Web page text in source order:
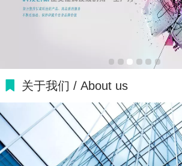
关于我们 / About us